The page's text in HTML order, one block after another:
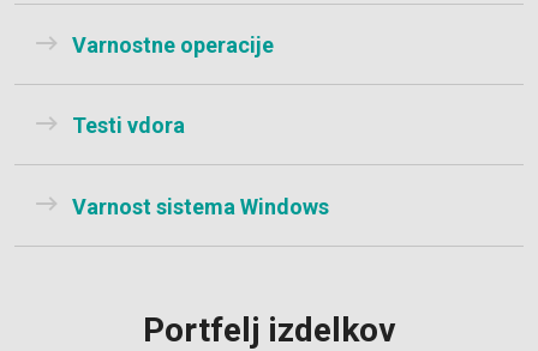
Varnostne operacije
Testi vdora
Varnost sistema Windows
Portfelj izdelkov